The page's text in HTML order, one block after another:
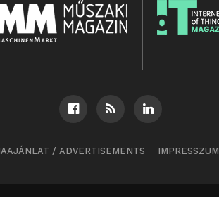
/ ADVERTISEMENTS IMPRESSZUM